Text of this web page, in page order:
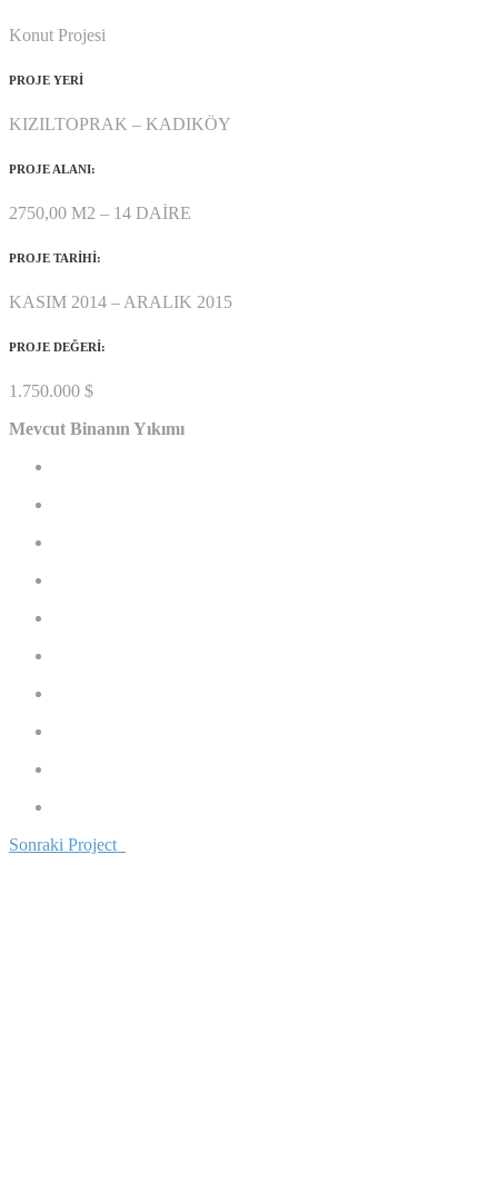
Konut Projesi
PROJE YERİ
KIZILTOPRAK – KADIKÖY
PROJE ALANI:
2750,00 M2 – 14 DAİRE
PROJE TARİHİ:
KASIM 2014 – ARALIK 2015
PROJE DEĞERİ:
1.750.000 $
Mevcut Binanın Yıkımı
Sonraki Project